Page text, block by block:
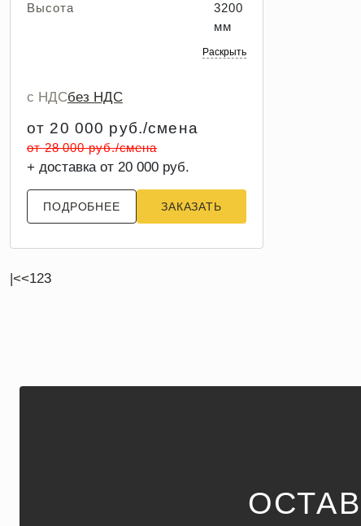
Высота
3200
мм
Раскрыть
с НДСбез НДС
от 20 000 руб./смена
от 28 000 руб./смена
+ доставка от 20 000 руб.
ПОДРОБНЕЕ ЗАКАЗАТЬ
|<<123